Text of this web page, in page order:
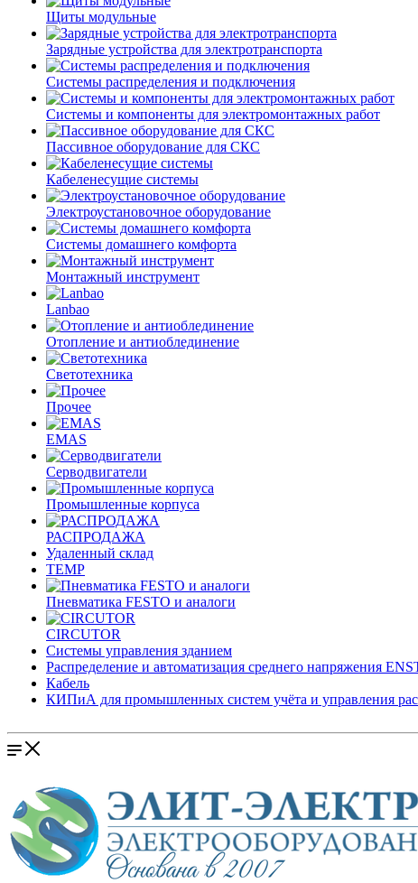
Щиты модульные
Зарядные устройства для электротранспорта
Системы распределения и подключения
Системы и компоненты для электромонтажных работ
Пассивное оборудование для СКС
Кабеленесущие системы
Электроустановочное оборудование
Системы домашнего комфорта
Монтажный инструмент
Lanbao
Отопление и антиоблединение
Светотехника
Прочее
EMAS
Cерводвигатели
Промышленные корпуса
РАСПРОДАЖА
Удаленный склад
TEMP
Пневматика FESTO и аналоги
CIRCUTOR
Системы управления зданием
Распределение и автоматизация среднего напряжения
Кабель
КИПиА для промышленных систем учёта и управления